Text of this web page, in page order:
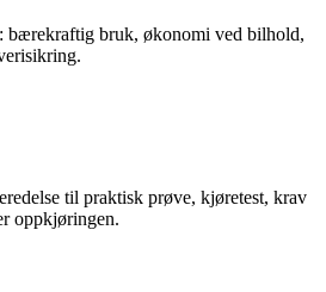
bruk, økonomi ved bilhold,
til praktisk prøve, kjøretest, krav
oppkjøringen.